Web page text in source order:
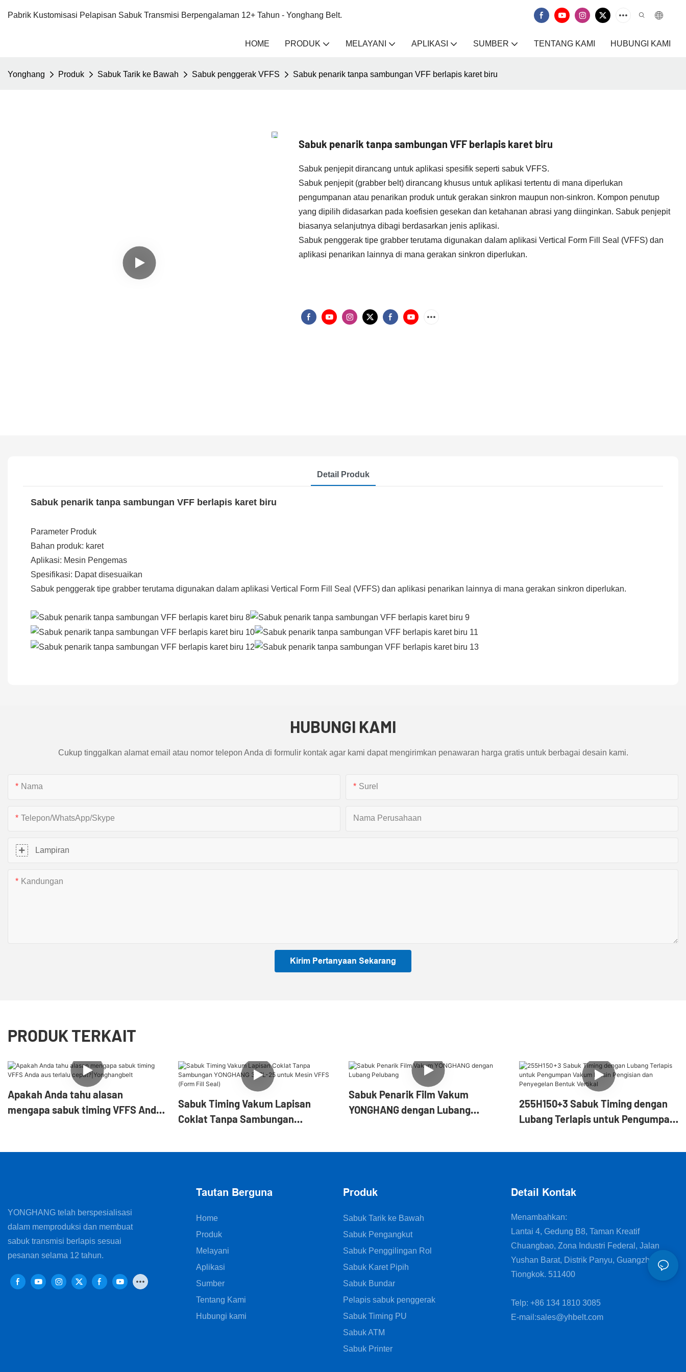
Pabrik Kustomisasi Pelapisan Sabuk Transmisi Berpengalaman 12+ Tahun - Yonghang Belt.
HOME PRODUK MELAYANI APLIKASI SUMBER TENTANG KAMI HUBUNGI KAMI
Yonghang Produk Sabuk Tarik ke Bawah Sabuk penggerak VFFS Sabuk penarik tanpa sambungan VFF berlapis karet biru
Sabuk penarik tanpa sambungan VFF berlapis karet biru
Sabuk penjepit dirancang untuk aplikasi spesifik seperti sabuk VFFS.
Sabuk penjepit (grabber belt) dirancang khusus untuk aplikasi tertentu di mana diperlukan
pengumpanan atau penarikan produk untuk gerakan sinkron maupun non-sinkron. Kompon penutup
yang dipilih didasarkan pada koefisien gesekan dan ketahanan abrasi yang diinginkan. Sabuk penjepit
biasanya selanjutnya dibagi berdasarkan jenis aplikasi.
Sabuk penggerak tipe grabber terutama digunakan dalam aplikasi Vertical Form Fill Seal (VFFS) dan
aplikasi penarikan lainnya di mana gerakan sinkron diperlukan.
Detail Produk
Sabuk penarik tanpa sambungan VFF berlapis karet biru
Parameter Produk
Bahan produk: karet
Aplikasi: Mesin Pengemas
Spesifikasi: Dapat disesuaikan
Sabuk penggerak tipe grabber terutama digunakan dalam aplikasi Vertical Form Fill Seal (VFFS) dan aplikasi penarikan lainnya di mana gerakan sinkron diperlukan.
HUBUNGI KAMI
Cukup tinggalkan alamat email atau nomor telepon Anda di formulir kontak agar kami dapat mengirimkan penawaran harga gratis untuk berbagai desain kami.
Nama Surel
Telepon/WhatsApp/Skype Nama Perusahaan
Lampiran
Kandungan
Kirim Pertanyaan Sekarang
PRODUK TERKAIT
Apakah Anda tahu alasan
mengapa sabuk timing VFFS Anda
Sabuk Timing Vakum Lapisan
Coklat Tanpa Sambungan
VFFS (Form Fill Seal)
Sabuk Penarik Film Vakum
YONGHANG dengan Lubang
255H150+3 Sabuk Timing dengan
Lubang Terlapis untuk Pengumpan
Penyegelan Bentuk Vertikal
YONGHANG telah berspesialisasi
dalam memproduksi dan membuat
sabuk transmisi berlapis sesuai
pesanan selama 12 tahun.
Tautan Berguna
Home
Produk
Melayani
Aplikasi
Sumber
Tentang Kami
Hubungi kami
Produk
Sabuk Tarik ke Bawah
Sabuk Pengangkut
Sabuk Penggilingan Rol
Sabuk Karet Pipih
Sabuk Bundar
Pelapis sabuk penggerak
Sabuk Timing PU
Sabuk ATM
Sabuk Printer
Detail Kontak
Menambahkan:
Lantai 4, Gedung B8, Taman Kreatif
Chuangbao, Zona Industri Federal, Jalan
Yushan Barat, Distrik Panyu, Guangzhou,
Tiongkok. 511400
Telp: +86 134 1810 3085
E-mail:sales@yhbelt.com